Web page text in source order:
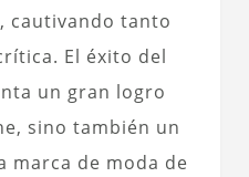
cautivando tanto
El éxito del
un gran logro
sino también un
marca de moda de